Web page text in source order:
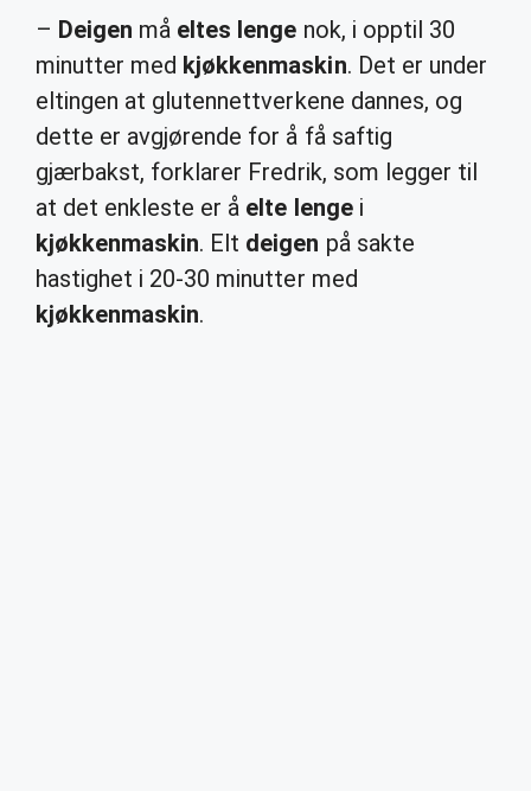
– Deigen må eltes lenge nok, i opptil 30
minutter med kjøkkenmaskin. Det er under
eltingen at glutennettverkene dannes, og
dette er avgjørende for å få saftig
gjærbakst, forklarer Fredrik, som legger til
at det enkleste er å elte lengei
kjøkkenmaskin. Elt deigen på sakte
hastighet i 20-30 minutter med
kjøkkenmaskin.